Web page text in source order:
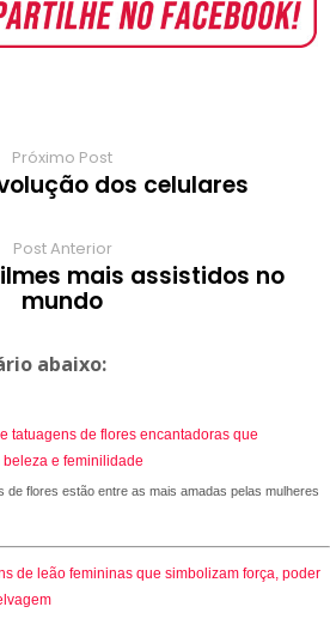
r r
e
s
o
a
r
r
a
m
Próximo Post
dos celulares
Post Anterior
mais assistidos no
mundo
abaixo:
tatuagens de flores encantadoras que
beleza e feminilidade
de flores estão entre as mais amadas pelas mulheres
de leão femininas que simbolizam força, poder